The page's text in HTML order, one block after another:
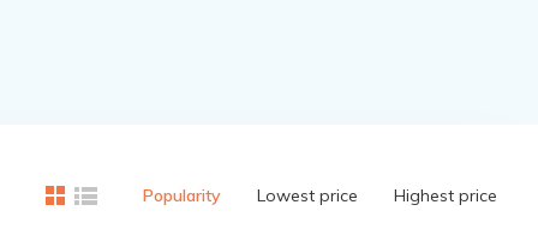
Popularity Lowest price Highest price